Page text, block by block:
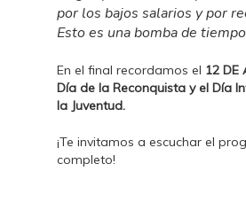
por los bajos salarios y por
Esto es una bomba de
En el final recordamos el 12 DE
Día de la Reconquista y el Día
la Juventud.
¡Te invitamos a escuchar el
completo!